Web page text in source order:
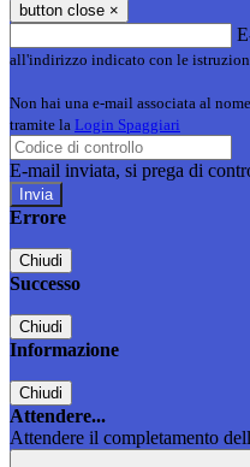
button close ×
all'indirizzo indicato con le
Non hai una e-mail associata al
tramite la Login Spaggiari
E-mail inviata, si prega di
Errore
Chiudi
Successo
Chiudi
Informazione
Chiudi
Attendere...
Attendere il completamento